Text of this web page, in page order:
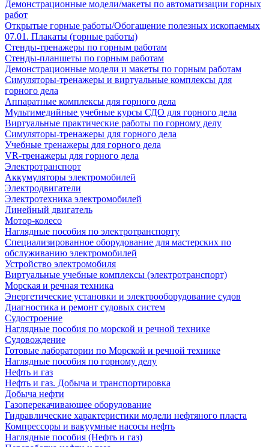
Демонстрационные модели/макеты по автоматизации горных
работ
Открытые горные работы/Обогащение полезных ископаемых
07.01. Плакаты (горные работы)
Стенды-тренажеры по горным работам
Стенды-планшеты по горным работам
Демонстрационные модели и макеты по горным работам
Симуляторы-тренажеры и виртуальные комплексы для
горного дела
Аппаратные комплексы для горного дела
Мультимедийные учебные курсы СДО для горного дела
Виртуальные практические работы по горному делу
Симуляторы-тренажеры для горного дела
Учебные тренажеры для горного дела
VR-тренажеры для горного дела
Электротранспорт
Аккумуляторы электромобилей
Электродвигатели
Электротехника электромобилей
Линейный двигатель
Мотор-колесо
Наглядные пособия по электротранспорту
Специализированное оборудование для мастерских по
обслуживанию электромобилей
Устройство электромобиля
Виртуальные учебные комплексы (электротранспорт)
Морская и речная техника
Энергетические установки и электрооборудование судов
Диагностика и ремонт судовых систем
Судостроение
Наглядные пособия по морской и речной технике
Судовождение
Готовые лаборатории по Морской и речной технике
Наглядные пособия по горному делу
Нефть и газ
Нефть и газ. Добыча и транспортировка
Добыча нефти
Газоперекачивающее оборудование
Гидравлические характеристики модели нефтяного пласта
Компрессоры и вакуумные насосы нефть
Наглядные пособия (Нефть и газ)